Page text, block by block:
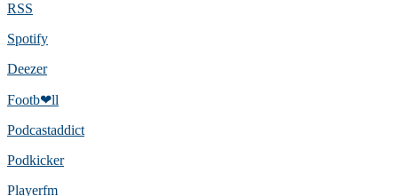
RSS
Spotify
Deezer
Footb❤ll
Podcast­addict
Podkicker
Playerfm